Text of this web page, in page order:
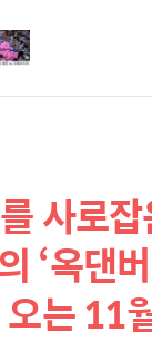
사로
‘옥댄
는 11